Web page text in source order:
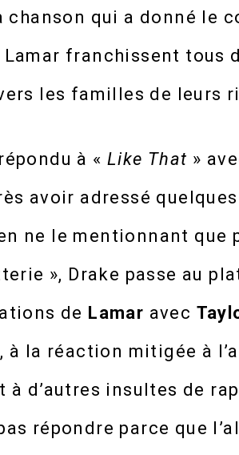
chanson qui a donné le
Lamar franchissent tous
les familles de leurs
à « Like That »
avoir adressé
ne le mentionnant que
», Drake passe au
de Lamar avec
à la réaction mitigée à
à d’autres insultes de
répondre parce que